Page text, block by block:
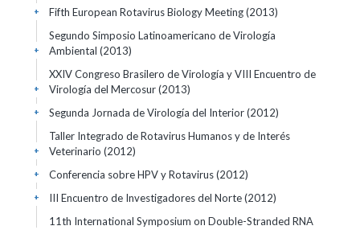
Fifth European Rotavirus Biology Meeting(2013)
+
Segundo Simposio Latinoamericano de Virología
Ambiental (2013)
+
XXIV Congreso Brasilero de Virología y VIII Encuentro de
Virología del Mercosur(2013)
+
Segunda Jornada de Virología del Interior(2012)
+
Taller Integrado de Rotavirus Humanos y de Interés
Veterinario (2012)
+
Conferencia sobre HPV y Rotavirus(2012)
+
III Encuentro de Investigadores del Norte(2012)
+
11th International Symposium on Double-Stranded RNA